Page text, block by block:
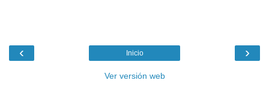
‹ ›
Inicio
Ver versión web